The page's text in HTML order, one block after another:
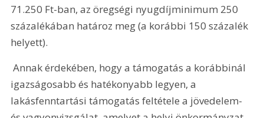
71.250 Ft-ban, az öregségi nyugdíjminimum 250
százalékában határoz meg (a korábbi 150 százalék
helyett).
Annak érdekében, hogy a támogatás a korábbinál
igazságosabb és hatékonyabb legyen, a
lakásfenntartási támogatás feltétele a jövedelem-